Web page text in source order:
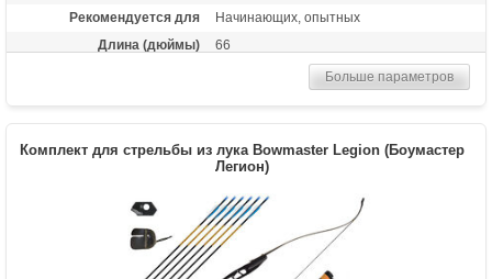
Рекомендуется для
Начинающих, опытных
Длина (дюймы)
66
Лук, пластиковая полочка, тетива В50,
Материалы изделия
Рукоятка - алюминий, плечи - дерево с
ламинатом
Особенности
Замки плечей - спортивный стандарт ILF
Больше параметров
Комплект для стрельбы из лука Bowmaster Legion (Боумастер
Легион)